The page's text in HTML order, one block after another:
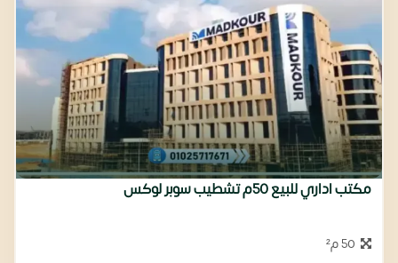
مكتب اداري للبيع 50م تشطيب سوبر لوكس